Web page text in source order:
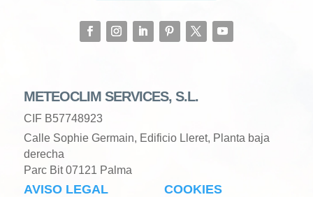
METEOCLIM SERVICES, S.L.
CIF B57748923
Calle Sophie Germain, Edificio Lleret, Planta baja
derecha
Parc Bit 07121 Palma
AVISO LEGAL COOKIES